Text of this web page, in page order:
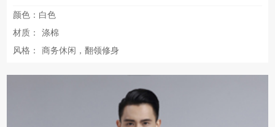
颜色：白色
材质：
涤棉
风格：
商务休闲，翻领修身